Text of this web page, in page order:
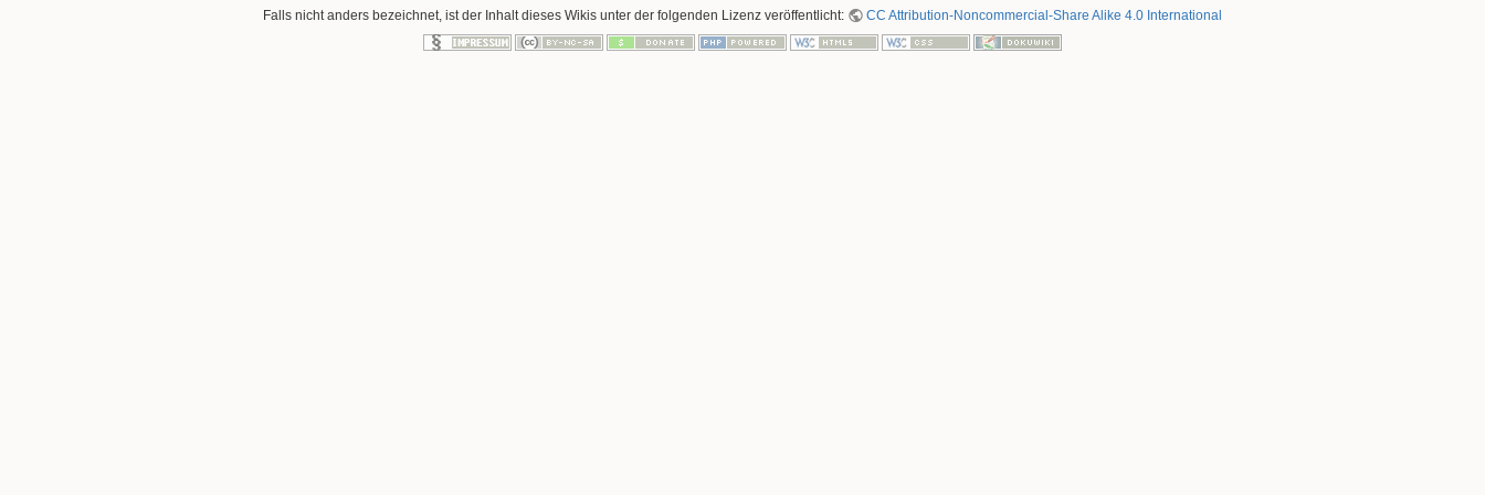
Falls nicht anders bezeichnet, ist der Inhalt dieses Wikis unter der folgenden Lizenz veröffentlicht: CC Attribution-Noncommercial-Share Alike 4.0 International